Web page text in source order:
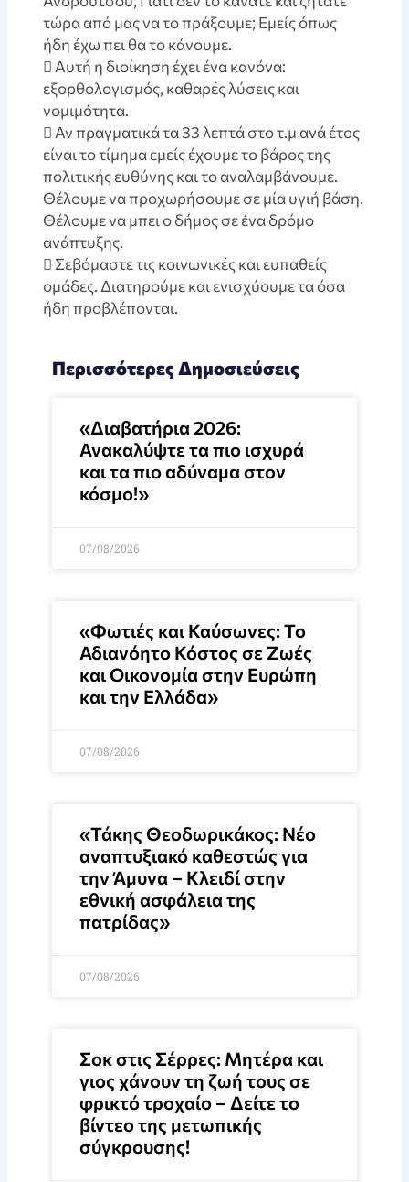
τώρα από μας να το πράξουμε; Εμείς όπως
ήδη έχω πει θα το κάνουμε.
 Αυτή η διοίκηση έχει ένα κανόνα:
εξορθολογισμός, καθαρές λύσεις και
νομιμότητα.
 Αν πραγματικά τα 33 λεπτά στο τ.μ ανά έτος
είναι το τίμημα εμείς έχουμε το βάρος της
πολιτικής ευθύνης και το αναλαμβάνουμε.
Θέλουμε να προχωρήσουμε σε μία υγιή βάση.
Θέλουμε να μπει ο δήμος σε ένα δρόμο
ανάπτυξης.
 Σεβόμαστε τις κοινωνικές και ευπαθείς
ομάδες. Διατηρούμε και ενισχύουμε τα όσα
ήδη προβλέπονται.
Περισσότερες Δημοσιεύσεις
«Διαβατήρια 2026:
Ανακαλύψτε τα πιο ισχυρά
και τα πιο αδύναμα στον
κόσμο!»
07/08/2026
«Φωτιές και Καύσωνες: Το
Αδιανόητο Κόστος σε Ζωές
και Οικονομία στην Ευρώπη
και την Ελλάδα»
07/08/2026
«Τάκης Θεοδωρικάκος: Νέο
αναπτυξιακό καθεστώς για
την Άμυνα – Κλειδί στην
εθνική ασφάλεια της
πατρίδας»
07/08/2026
Σοκ στις Σέρρες: Μητέρα και
γιος χάνουν τη ζωή τους σε
φρικτό τροχαίο – Δείτε το
βίντεο της μετωπικής
σύγκρουσης!